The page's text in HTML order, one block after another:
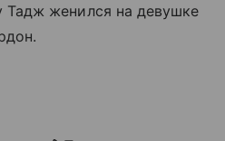
Тадж женился на девушке